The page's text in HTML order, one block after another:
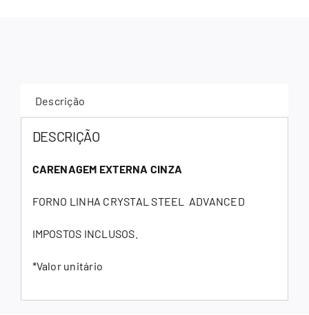
Descrição
DESCRIÇÃO
CARENAGEM EXTERNA CINZA
FORNO LINHA CRYSTAL STEEL ADVANCED
IMPOSTOS INCLUSOS.
*Valor unitário